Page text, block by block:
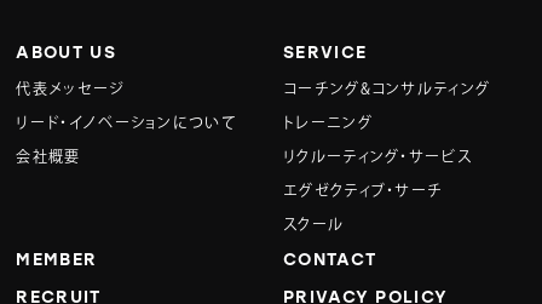
ABOUT US
代表メッセージ
リード・イノベーションについて
会社概要
SERVICE
コーチング&コンサルティング
トレーニング
リクルーティング・サービス
エグゼクティブ・サーチ
スクール
MEMBER
RECRUIT
CONTACT
PRIVACY POLICY